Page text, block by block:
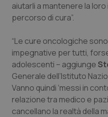
Oncologia &
Quotidiano
Quotidiano
Quotidiano
aiutarli a mantenere la
percorso di cura”.
“Le cure oncologiche
impegnative per tutti,
adolescenti – aggiunge
Generale dell’Istituto
Vanno quindi ‘messi in
relazione tra medico e
cancellano la realtà della